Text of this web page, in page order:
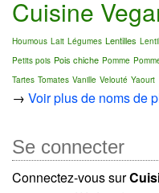
Cuisine
Houmous Lait Légumes Lentilles
Petits pois Pois chiche Pomme
Tartes Tomates Vanille Velouté Yaourt
→ Voir plus de noms de
Se connecter
Connectez-vous sur